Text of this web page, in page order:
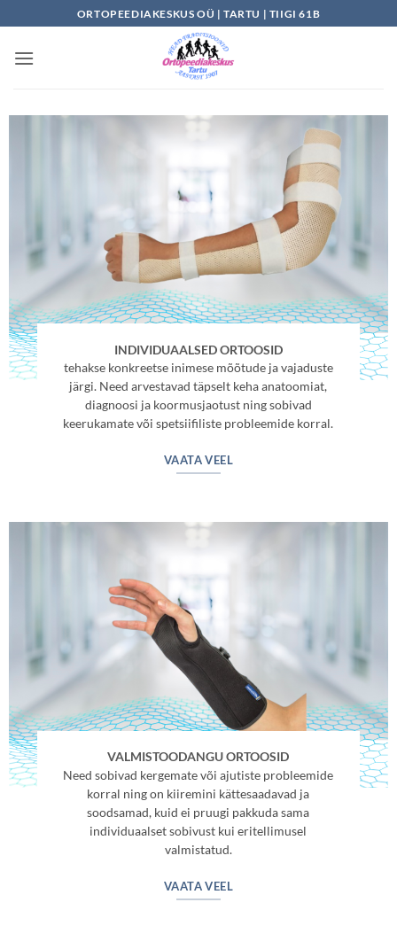
to
content
ORTOPEEDIAKESKUS OÜ | TARTU | TIIGI 61B
INDIVIDUAALSED ORTOOSID
tehakse konkreetse inimese mõõtude ja vajaduste
järgi. Need arvestavad täpselt keha anatoomiat,
diagnoosi ja koormusjaotust ning sobivad
keerukamate või spetsiifiliste probleemide korral.
VAATA VEEL
VALMISTOODANGU ORTOOSID
Need sobivad kergemate või ajutiste probleemide
korral ning on kiiremini kättesaadavad ja
soodsamad, kuid ei pruugi pakkuda sama
individuaalset sobivust kui eritellimusel
valmistatud.
VAATA VEEL